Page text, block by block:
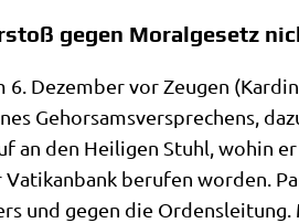
gegen Moralgesetz
Dezem­ber vor Zeu­gen
Gehor­sams­ver­spre­chens,
an den Hei­li­gen Stuhl, wohin
beru­fen wor­den.
und gegen die